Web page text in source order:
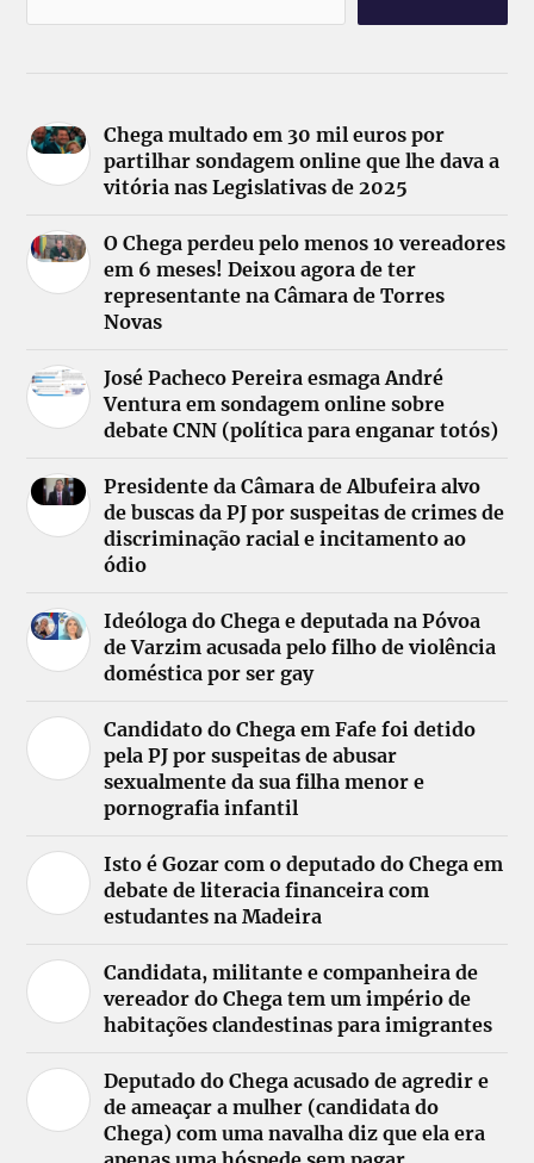
Chega multado em 30 mil euros por
partilhar sondagem online que lhe dava a
vitória nas Legislativas de 2025
O Chega perdeu pelo menos 10 vereadores
em 6 meses! Deixou agora de ter
representante na Câmara de Torres
Novas
José Pacheco Pereira esmaga André
Ventura em sondagem online sobre
debate CNN (política para enganar totós)
Presidente da Câmara de Albufeira alvo
de buscas da PJ por suspeitas de crimes de
discriminação racial e incitamento ao
ódio
Ideóloga do Chega e deputada na Póvoa
de Varzim acusada pelo filho de violência
doméstica por ser gay
Candidato do Chega em Fafe foi detido
pela PJ por suspeitas de abusar
sexualmente da sua filha menor e
pornografia infantil
Isto é Gozar com o deputado do Chega em
debate de literacia financeira com
estudantes na Madeira
Candidata, militante e companheira de
vereador do Chega tem um império de
habitações clandestinas para imigrantes
Deputado do Chega acusado de agredir e
de ameaçar a mulher (candidata do
Chega) com uma navalha diz que ela era